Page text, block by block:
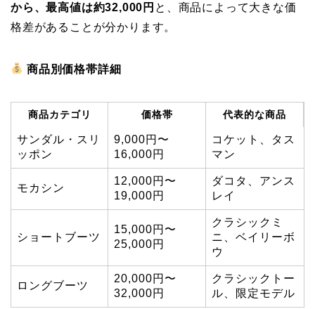
から、最高値は約32,000円 と、商品によって大きな価
格差があることが分かります。
商品別価格帯詳細
商品カテゴリ 価格帯 代表的な商品
サンダル・スリ
ッポン
9,000円〜
16,000円
コケット、タス
マン
モカシン
12,000円〜
19,000円
ダコタ、アンス
レイ
ショートブーツ
15,000円〜
25,000円
クラシックミ
ニ、ベイリーボ
ウ
ロングブーツ
20,000円〜
32,000円
クラシックトー
ル、限定モデル